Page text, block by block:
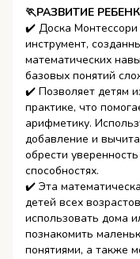
🏃РАЗВИТИЕ
✔️ Доска Монтессори
инструмент,
математических
базовых понятий
✔️ Позволяет детям
практике, что
арифметику.
добавление и
обрести
способностях.
✔️ Эта
детей всех
использовать дома
познакомить
понятиями, а также